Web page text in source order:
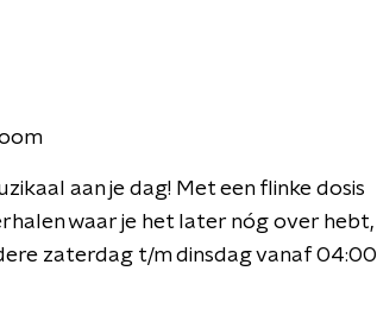
aan je dag! Met een flinke dosis
waar je het later nóg over hebt,
zaterdag t/m dinsdag vanaf 04:00